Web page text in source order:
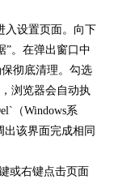
入设置页面。向下
”。在弹出窗口中
彻底清理。勾选
浏览器会自动执
（Windows系
出该界面完成相同
或右键点击页面